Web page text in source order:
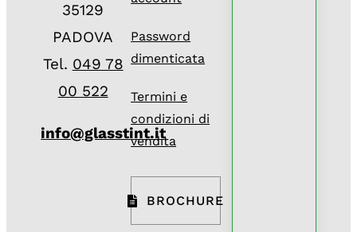
35129
PADOVA
Tel. 049 78
00 522
info@glasstint.it
Password
dimenticata
Termini e
condizioni di
vendita
BROCHURE